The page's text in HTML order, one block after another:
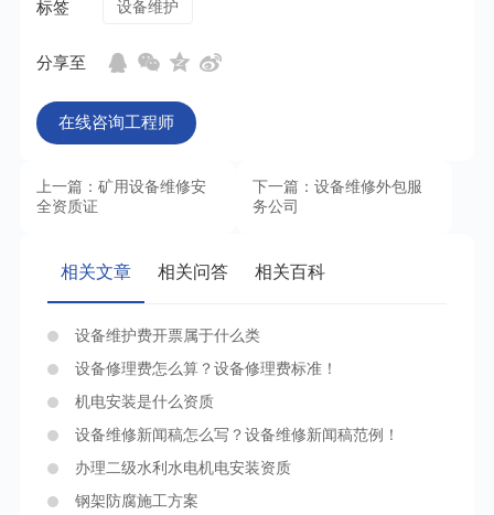
标签 设备维护
分享至
在线咨询工程师
上一篇：矿用设备维修安
全资质证
下一篇：设备维修外包服
务公司
相关文章 相关问答 相关百科
设备维护费开票属于什么类
设备修理费怎么算？设备修理费标准！
机电安装是什么资质
设备维修新闻稿怎么写？设备维修新闻稿范例！
办理二级水利水电机电安装资质
钢架防腐施工方案